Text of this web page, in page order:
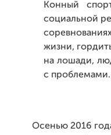
Конный
социальной
жизни,
на лошади,
с проблемами.
Осенью 2016